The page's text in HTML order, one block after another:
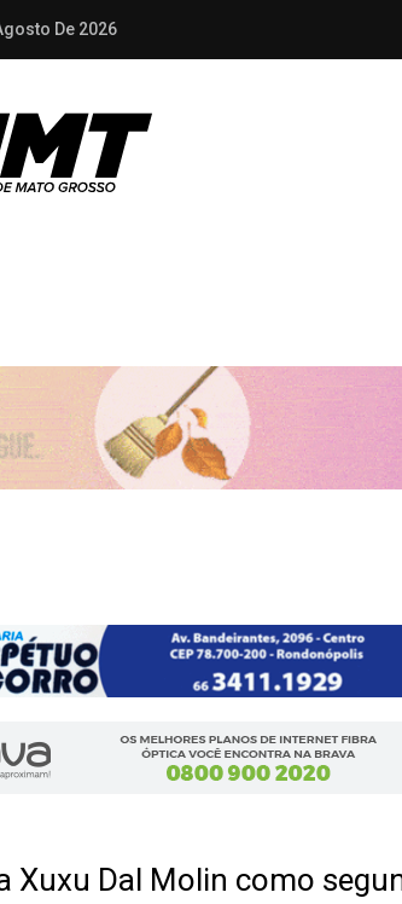
De 2026
Xuxu Dal Molin como